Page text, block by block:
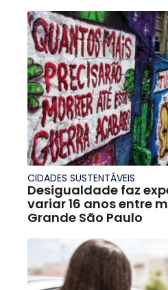
CIDADES SUSTENTÁVEIS
Desigualdade faz
variar 16 anos entre
Grande São Paulo